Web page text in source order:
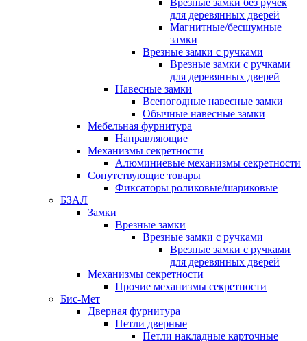
Врезные замки без ручек
для деревянных дверей
Магнитные/бесшумные
замки
Врезные замки с ручками
Врезные замки с ручками
для деревянных дверей
Навесные замки
Всепогодные навесные замки
Обычные навесные замки
Мебельная фурнитура
Направляющие
Механизмы секретности
Алюминиевые механизмы секретности
Сопутствующие товары
Фиксаторы роликовые/шариковые
БЗАЛ
Замки
Врезные замки
Врезные замки с ручками
Врезные замки с ручками
для деревянных дверей
Механизмы секретности
Прочие механизмы секретности
Бис-Мет
Дверная фурнитура
Петли дверные
Петли накладные карточные